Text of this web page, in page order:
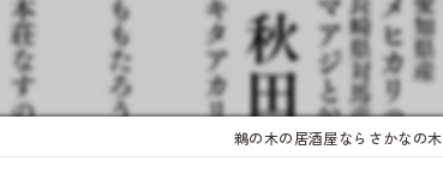
海鮮
鵜の木の居酒屋ならさかなの木